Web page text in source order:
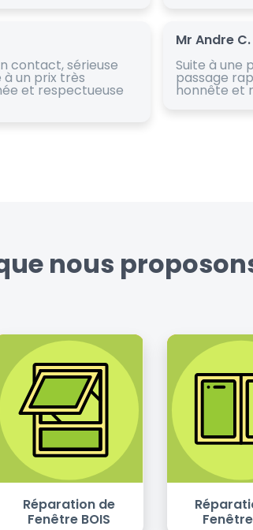
contact, sérieuse
un prix très
et respectueuse
Mr Andre C.
Suite à une
passage
honnête et
nous
Réparation de
Fenêtre BOIS
Fenêtre